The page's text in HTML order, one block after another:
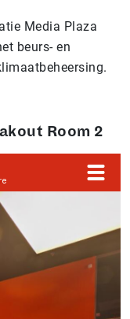
Media Plaza
beurs- en
Room 2